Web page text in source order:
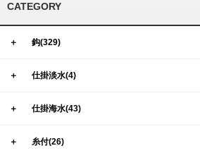
CATEGORY
＋ 鈎(329)
＋ 仕掛淡水(4)
＋ 仕掛海水(43)
＋ 糸付(26)